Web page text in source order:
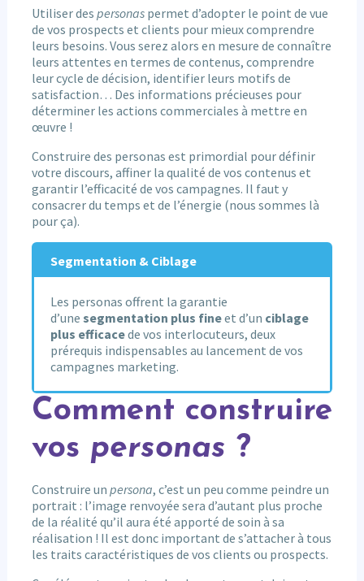
Utiliser des personaspermet d’adopter le point de vue
de vos prospects et clients pour mieux comprendre
leurs besoins. Vous serez alors en mesure de connaître
leurs attentes en termes de contenus, comprendre
leur cycle de décision, identifier leurs motifs de
satisfaction… Des informations précieuses pour
déterminer les actions commerciales à mettre en
œuvre !
Construire des personas est primordial pour définir
votre discours, affiner la qualité de vos contenus et
garantir l’efficacité de vos campagnes. Il faut y
consacrer du temps et de l’énergie (nous sommes là
pour ça).
Segmentation & Ciblage
Les personas offrent la garantie
d’une segmentation plus fineet d’un ciblage
plus efficacede vos interlocuteurs, deux
prérequis indispensables au lancement de vos
campagnes marketing.
Comment construire
vos personas ?
Construire un persona, c’est un peu comme peindre un
portrait : l’image renvoyée sera d’autant plus proche
de la réalité qu’il aura été apporté de soin à sa
réalisation ! Il est donc important de s’attacher à tous
les traits caractéristiques de vos clients ou prospects.